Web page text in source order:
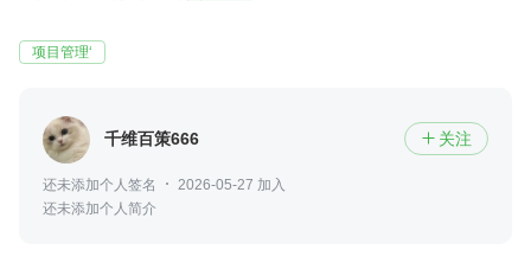
项目管理‘
千维百策666  关注
还未添加个人签名
2026-05-27 加入
还未添加个人简介